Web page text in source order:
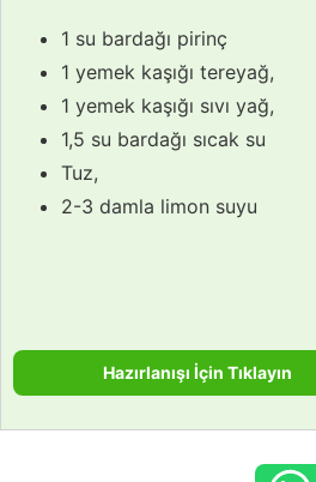
1 su bardağı pirinç
1 yemek kaşığı tereyağ,
1 yemek kaşığı sıvı yağ,
1,5 su bardağı sıcak su
Tuz,
2-3 damla limon suyu
Hazırlanışı İçin Tıklayın